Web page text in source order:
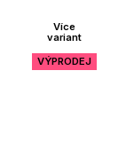
Více
variant
VÝPRODEJ